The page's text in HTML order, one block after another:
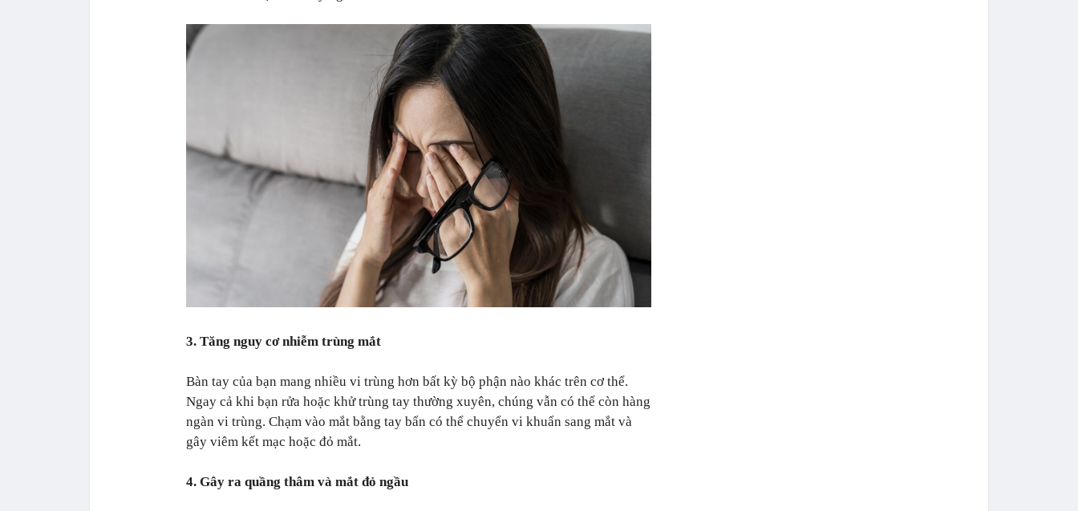
3. Tăng nguy cơ nhiễm trùng mắt
Bàn tay của bạn mang nhiều vi trùng hơn bất kỳ bộ phận nào khác trên cơ thể.
Ngay cả khi bạn rửa hoặc khử trùng tay thường xuyên, chúng vẫn có thể còn hàng
ngàn vi trùng. Chạm vào mắt bằng tay bẩn có thể chuyển vi khuẩn sang mắt và
gây viêm kết mạc hoặc đỏ mắt.
4. Gây ra quầng thâm và mắt đỏ ngầu